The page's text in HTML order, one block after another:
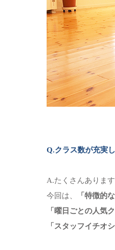
Q.クラス数が充実
A.たくさんありま
今回は、
「特徴的
「曜日ごとの人気ク
「スタッフイチオ